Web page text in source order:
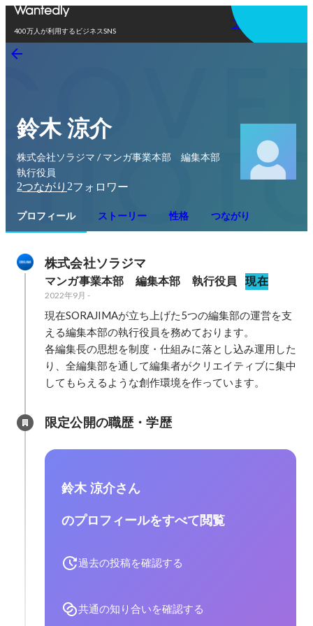
400万人が利用するビジネスSNS
アプリを使う
鈴木 涼介
株式会社ソラジマ / マンガ事業本部 編集本部
執行役員
2つながり 2フォロワー
プロフィール ストーリー 性格 つながり
株式会社ソラジマ
マンガ事業本部　編集本部　執行役員 現在
2022年9月 -
現在SORAJIMAが立ち上げた5つの編集部の運営を支
える編集本部の執行役員を務めております。
各編集長の思想を制度・仕組みに落とし込み運用した
り、全編集部を通して編集者がクリエイティブに集中
してもらえるような創作環境を作っています。
限定公開の職歴・学歴
鈴木 涼介さん
のプロフィールをすべて閲覧
過去の投稿を確認する
共通の知り合いを確認する